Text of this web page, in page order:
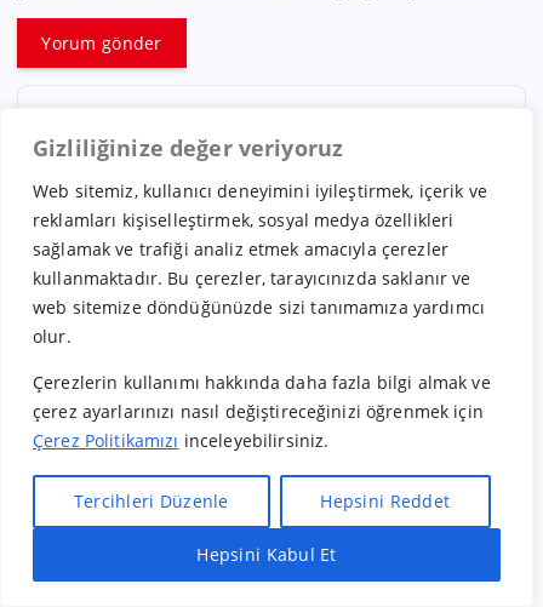
Gizliliğinize değer veriyoruz
Web sitemiz, kullanıcı deneyimini iyileştirmek, içerik ve
reklamları kişiselleştirmek, sosyal medya özellikleri
sağlamak ve trafiği analiz etmek amacıyla çerezler
kullanmaktadır. Bu çerezler, tarayıcınızda saklanır ve
web sitemize döndüğünüzde sizi tanımamıza yardımcı
olur.
Çerezlerin kullanımı hakkında daha fazla bilgi almak ve
çerez ayarlarınızı nasıl değiştireceğinizi öğrenmek için
Çerez Politikamızı inceleyebilirsiniz.
Tercihleri Düzenle Hepsini Reddet
Hepsini Kabul Et
Ara
Formlar
Bayilik Almak İstiyorum
Hızlı Bayilik Al